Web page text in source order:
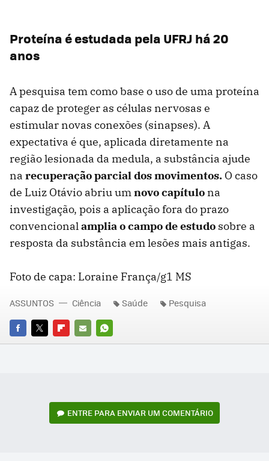
Proteína é estudada pela UFRJ há 20
anos
A pesquisa tem como base o uso de uma proteína
capaz de proteger as células nervosas e
estimular novas conexões (sinapses). A
expectativa é que, aplicada diretamente na
região lesionada da medula, a substância ajude
na recuperação parcial dos movimentos. O caso
de Luiz Otávio abriu umnovo capítulo na
investigação, pois a aplicação fora do prazo
convencionalamplia o campo de estudo sobre a
resposta da substância em lesões mais antigas.
Foto de capa: Loraine França/g1 MS
FACEBOOK
TWITTERFLIPBOARD
E-
WHATSAPP
ASSUNTOS Ciência Saúde Pesquisa
ENTRE PARA ENVIAR UM COMENTÁRIO